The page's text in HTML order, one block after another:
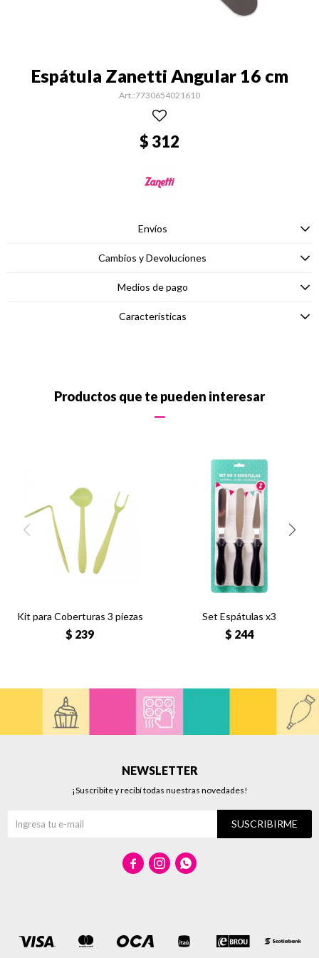
Espátula Zanetti Angular 16 cm
7730654021610
$ 312
Envíos
Cambios y Devoluciones
Medios de pago
Características
Productos que te pueden interesar
Kit para Coberturas 3 piezas
$ 239
Set Espátulas x3
$ 244
NEWSLETTER
¡Suscribite y recibí todas nuestras novedades!
SUSCRIBIRME
  